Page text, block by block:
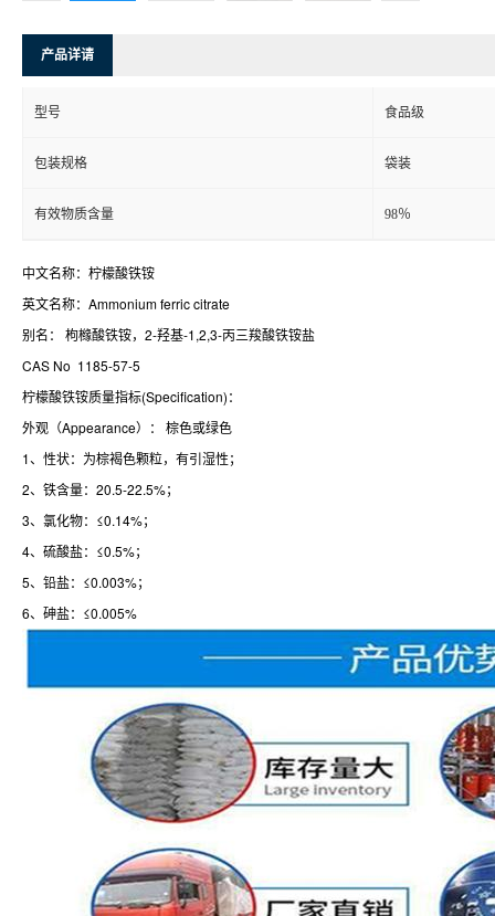
产品详请
型号 食品级
包装规格 袋装
有效物质含量 98％
中文名称：柠檬酸铁铵
英文名称：Ammonium ferric citrate
别名： 枸橼酸铁铵，2-羟基-1,2,3-丙三羧酸铁铵盐
CAS No 1185-57-5
柠檬酸铁铵质量指标(Specification)：
外观（Appearance）： 棕色或绿色
1、性状：为棕褐色颗粒，有引湿性；
2、铁含量：20.5-22.5%；
3、氯化物：≤0.14%；
4、硫酸盐：≤0.5%；
5、铅盐：≤0.003%；
6、砷盐：≤0.005%